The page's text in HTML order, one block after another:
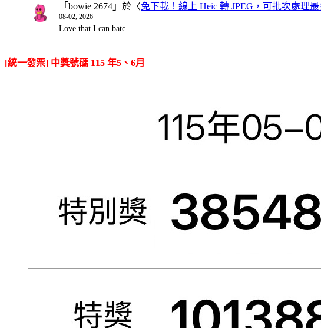
「 bowie 2674 」於〈免下載！線上 Heic 轉 JPEG，可批次處理最
08-02, 2026
Love that I can batc…
[統一發票] 中獎號碼 115 年5、6月